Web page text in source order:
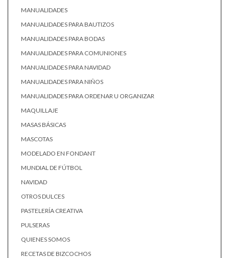
MANUALIDADES
MANUALIDADES PARA BAUTIZOS
MANUALIDADES PARA BODAS
MANUALIDADES PARA COMUNIONES
MANUALIDADES PARA NAVIDAD
MANUALIDADES PARA NIÑOS
MANUALIDADES PARA ORDENAR U ORGANIZAR
MAQUILLAJE
MASAS BÁSICAS
MASCOTAS
MODELADO EN FONDANT
MUNDIAL DE FÚTBOL
NAVIDAD
OTROS DULCES
PASTELERÍA CREATIVA
PULSERAS
QUIENES SOMOS
RECETAS DE BIZCOCHOS